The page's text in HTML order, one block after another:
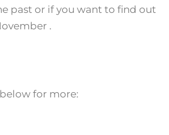
past or if you want to find out
.
for more: